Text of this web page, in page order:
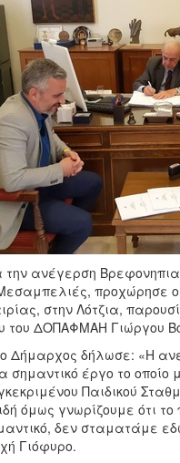
ανέγερση
στην Λότζια,
του ΔΟΠΑΦΜΑΗ Γιώργου
δήλωσε: «Η
έργο το οποίο
Παιδικού
όμως γνωρίζουμε ότι
δεν σταματάμε
Γιόφυρο.